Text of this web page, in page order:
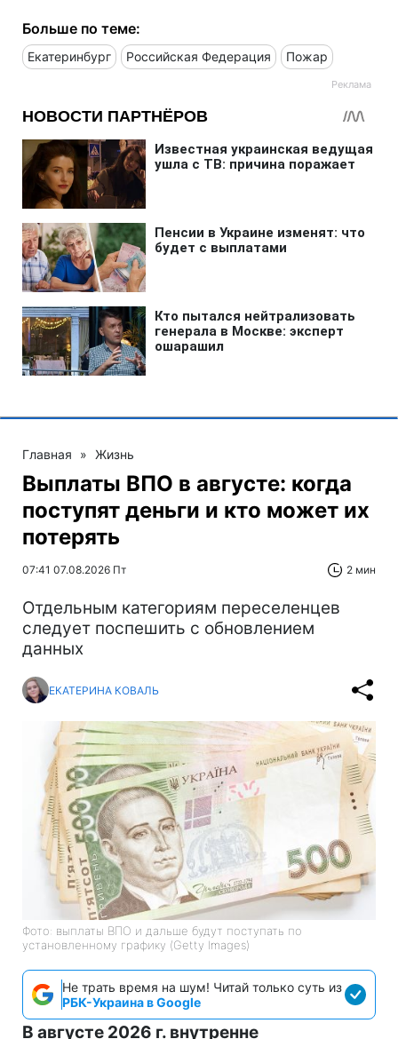
Больше по теме:
Екатеринбург Российская Федерация Пожар
Главная » Жизнь
Выплаты ВПО в августе: когда
поступят деньги и кто может их
потерять
07:41 07.08.2026 Пт 2 мин
Отдельным категориям переселенцев
следует поспешить с обновлением
данных
ЕКАТЕРИНА КОВАЛЬ
Фото: выплаты ВПО и дальше будут поступать по
установленному графику (Getty Images)
Не трать время на шум! Читай только суть из
РБК-Украина в Google
В августе 2026 г. внутренне